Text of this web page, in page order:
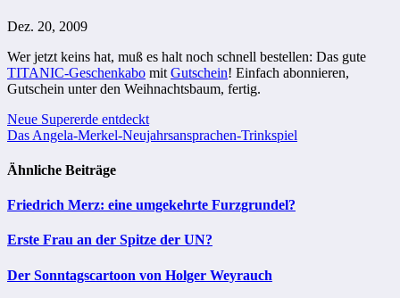
Dez. 20, 2009
Wer jetzt keins hat, muß es halt noch schnell bestellen: Das gute
TITANIC-Geschenkabo mit Gutschein! Einfach abonnieren,
Gutschein unter den Weihnachtsbaum, fertig.
Beitragsnavigation
Neue Supererde entdeckt
Das Angela-Merkel-Neujahrsansprachen-Trinkspiel
Ähnliche Beiträge
Friedrich Merz: eine umgekehrte Furzgrundel?
Erste Frau an der Spitze der UN?
Der Sonntagscartoon von Holger Weyrauch